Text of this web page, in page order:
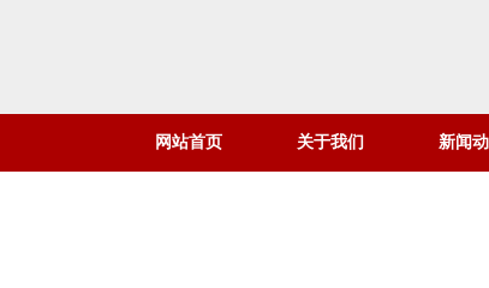
网站首页 关于我们 新闻